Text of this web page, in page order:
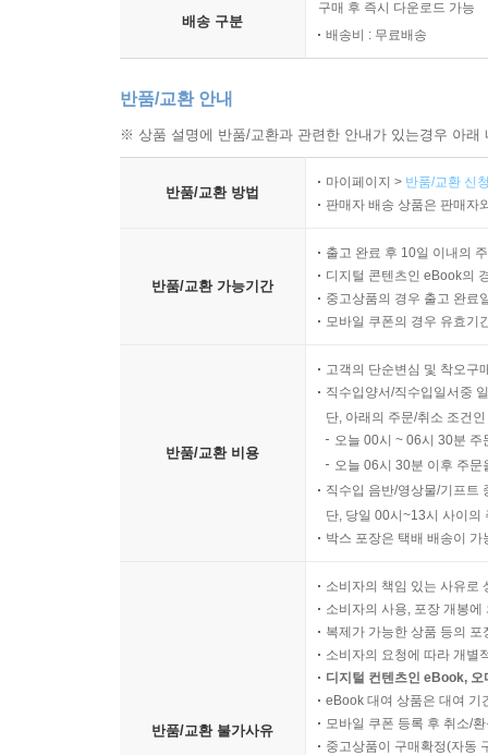
배송 구분
구매 후 즉시 다운로드 가능
배송비 : 무료배송
반품/교환 안내
※ 상품 설명에 반품/교환과 관련한 안내가 있는경우 아
반품/교환 방법
마이페이지 > 반품/교환 신
판매자 배송 상품은 판매자
반품/교환 가능기간
출고 완료 후 10일 이내의
디지털 콘텐츠인 eBook의
중고상품의 경우 출고 완료
모바일 쿠폰의 경우 유효기
반품/교환 비용
고객의 단순변심 및 착오구
직수입양서/직수입일서중
단, 아래의 주문/취소 조건
오늘 00시 ~ 06시 30분
오늘 06시 30분 이후 주
직수입 음반/영상물/기프트
단, 당일 00시~13시 사이의
박스 포장은 택배 배송이
반품/교환 불가사유
소비자의 책임 있는 사유로
소비자의 사용, 포장 개봉
복제가 가능한 상품 등의
소비자의 요청에 따라 개별
디지털 컨텐츠인 eBook,
eBook 대여 상품은 대여 기
모바일 쿠폰 등록 후 취소/
중고상품이 구매확정(자동